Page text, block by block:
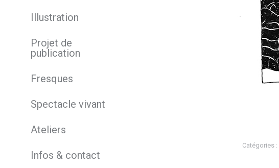
Catégories :
Illustration
Projet de
publication
Fresques
Spectacle vivant
Ateliers
Infos & contact